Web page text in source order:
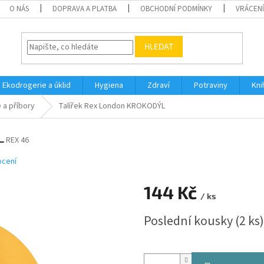
O NÁS DOPRAVA A PLATBA OBCHODNÍ PODMÍNKY
HLEDAT
Ekodrogerie a úklid Hygiena Zdraví Potraviny
a příbory Talířek Rex London KROKODÝL
REX 46
144 Kč / ks
cena:
Poslední kousky(2 ks)